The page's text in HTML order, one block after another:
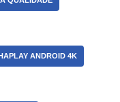
ANDROID 4K